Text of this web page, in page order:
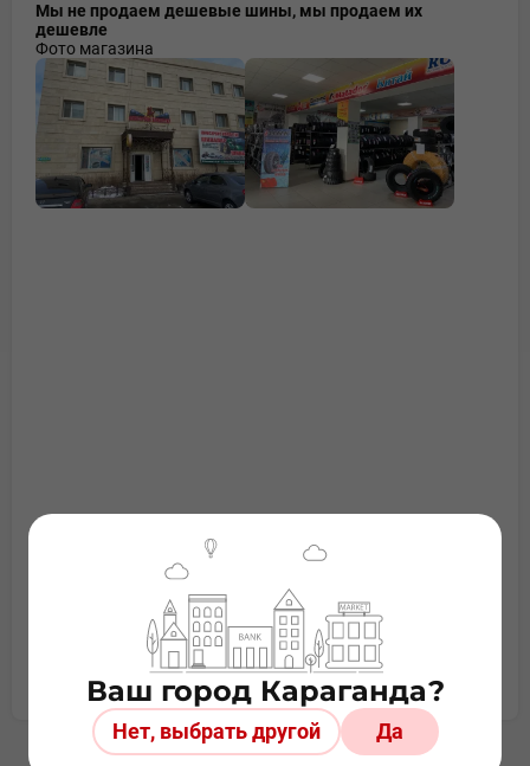
Мы не продаем дешевые шины, мы продаем их
дешевле
Фото магазина
Построить маршрут
Другие филиалы в городе
Ваш город Караганда?
Нет, выбрать другой Да